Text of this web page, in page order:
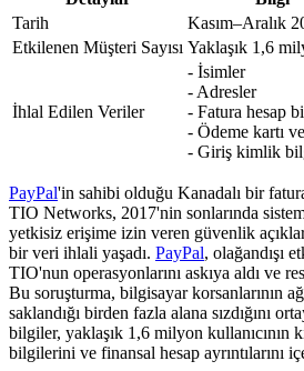
Tarih
Kasım–Aralık
Etkilenen Müşteri Sayısı Yaklaşık 1,6
İhlal Edilen Veriler
- İsimler
- Adresler
- Fatura hesap
- Ödeme kartı
- Giriş kimlik
PayPal'in sahibi olduğu Kanadalı bir
TIO Networks, 2017'nin sonlarında
yetkisiz erişime izin veren güvenlik
bir veri ihlali yaşadı. PayPal, olağandışı
TIO'nun operasyonlarını askıya aldı ve
Bu soruşturma, bilgisayar korsanlarının
saklandığı birden fazla alana sızdığını
bilgiler, yaklaşık 1,6 milyon kullanıcının
bilgilerini ve finansal hesap ayrıntılarını